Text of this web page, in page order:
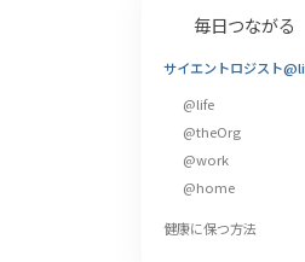
毎日つながる
サイエントロジスト
@life
@theOrg
@work
@home
健康に保つ方法